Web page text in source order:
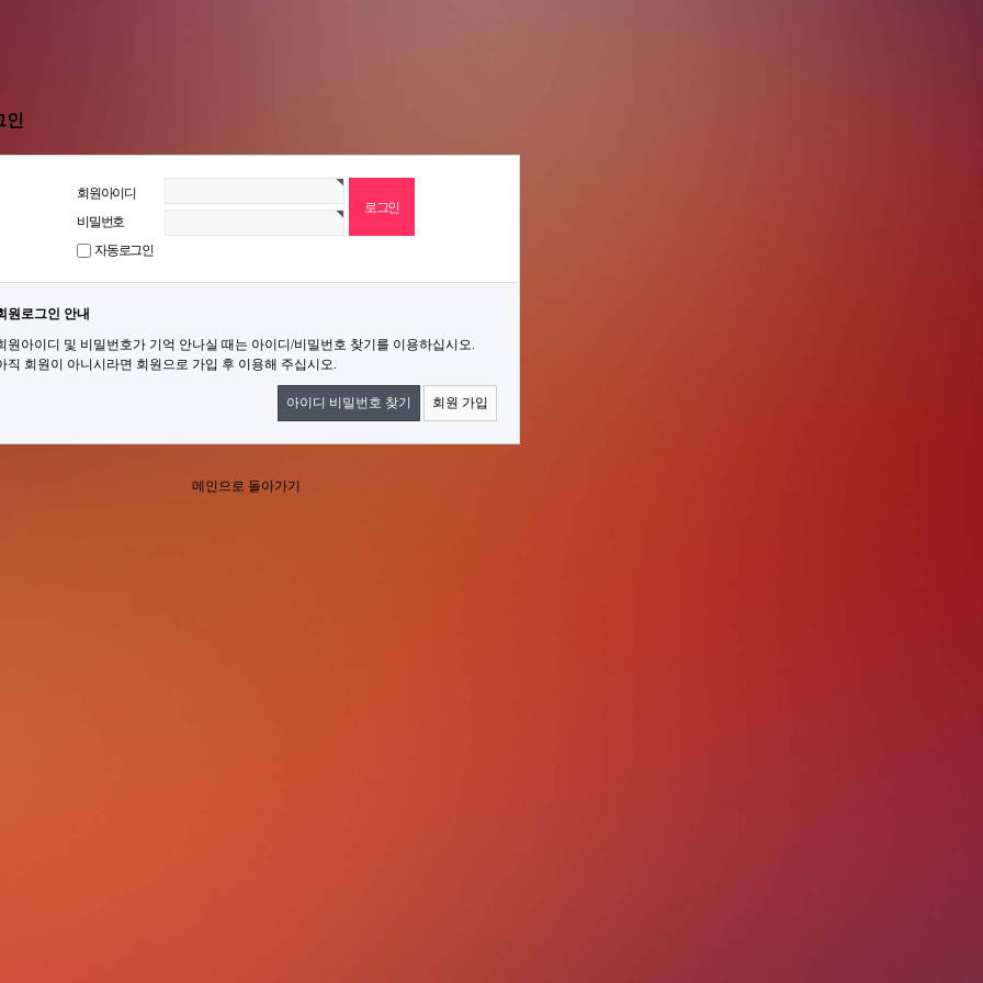
인
회원아이디
비밀번호
자동로그인
원로그인 안내
원아이디 및 비밀번호가 기억 안나실 때는 아이디/비밀번호 찾기를 이용하십시오.
직 회원이 아니시라면 회원으로 가입 후 이용해 주십시오.
아이디 비밀번호 찾기 회원 가입
메인으로 돌아가기